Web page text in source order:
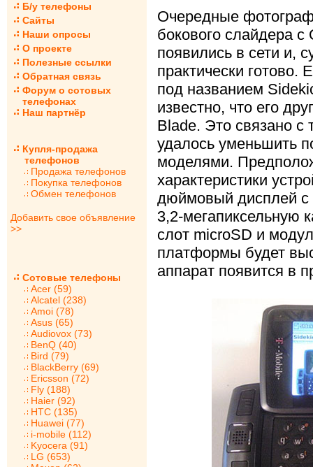
Б/у телефоны
Сайты
Наши опросы
О проекте
Полезные ссылки
Обратная связь
Форум о сотовых
телефонах
Наш партнёр
Купля-продажа
телефонов
Продажа телефонов
Покупка телефонов
Обмен телефонов
Добавить свое объявление
>>
Сотовые телефоны
Acer (59)
Alcatel (238)
Amoi (78)
Asus (65)
Audiovox (73)
BenQ (40)
Bird (79)
BlackBerry (69)
Ericsson (72)
Fly (188)
Haier (92)
HTC (135)
Huawei (77)
i-mobile (112)
Kyocera (91)
LG (653)
Очередные
бокового слайдера с
появились в сети и,
практически готово.
под названием
известно, что его
Blade. Это связано с
удалось уменьшить
моделями.
характеристики
дюймовый дисплей с
3,2-мегапиксельную
слот microSD и
платформы будет
аппарат появится в